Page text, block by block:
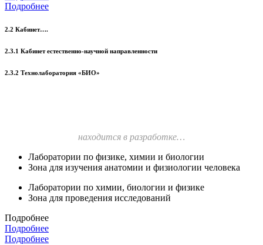
Подробнее
2.2 Кабинет….
2.3.1 Кабинет естественно-научной направленности
2.3.2 Технолаборатория «БИО»
находится в разработке…
Лаборатории по физике, химии и биологии
Зона для изучения анатомии и физиологии человека
Лаборатории по химии, биологии и физике
Зона для проведения исследований
Подробнее
Подробнее
Подробнее